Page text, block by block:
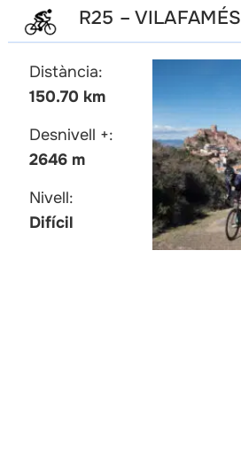
R25 – VILAFAMÉS
Distància:
150.70 km
Desnivell +:
2646 m
Nivell:
Difícil